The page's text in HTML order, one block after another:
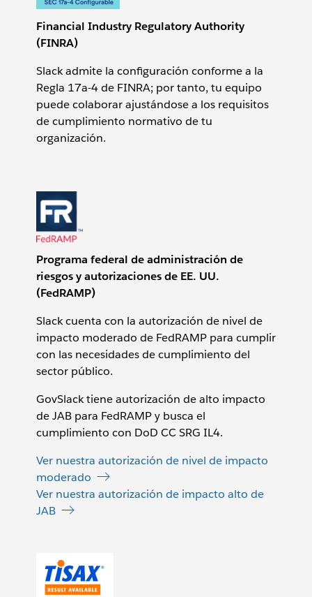
Financial Industry Regulatory Authority
(FINRA)
Slack admite la configuración conforme a la
Regla 17a-4 de FINRA; por tanto, tu equipo
puede colaborar ajustándose a los requisitos
de cumplimiento normativo de tu
organización.
Programa federal de administración de
riesgos y autorizaciones de EE. UU.
(FedRAMP)
Slack cuenta con la autorización de nivel de
impacto moderado de FedRAMP para cumplir
con las necesidades de cumplimiento del
sector público.
GovSlack tiene autorización de alto impacto
de JAB para FedRAMP y busca el
cumplimiento con DoD CC SRG IL4.
Ver nuestra autorización de nivel de impacto
moderado
Ver nuestra autorización de impacto alto de
JAB